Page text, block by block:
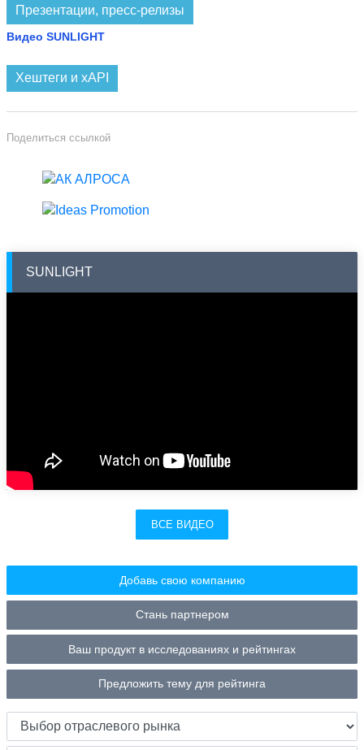
Презентации, пресс-релизы
Видео SUNLIGHT
Хештеги и xAPI
Поделиться ссылкой
SUNLIGHT
ВСЕ ВИДЕО
Добавь свою компанию
Стань партнером
Ваш продукт в исследованиях и рейтингах
Предложить тему для рейтинга